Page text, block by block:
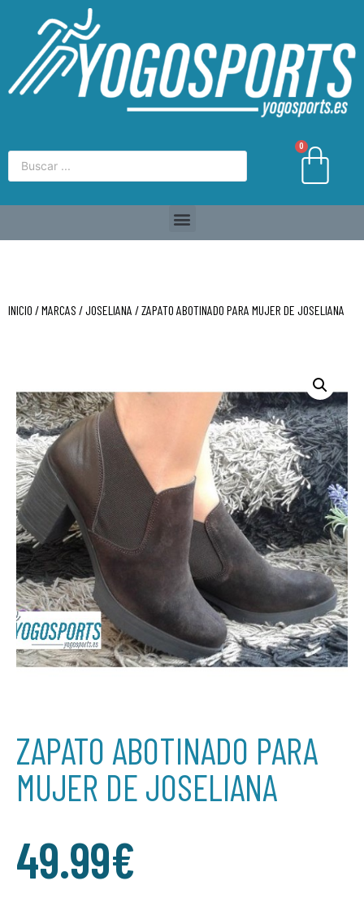
0
INICIO /MARCAS /JOSELIANA / ZAPATO ABOTINADO PARA MUJER DE JOSELIANA
ZAPATO ABOTINADO PARA
MUJER DE JOSELIANA
49.99€